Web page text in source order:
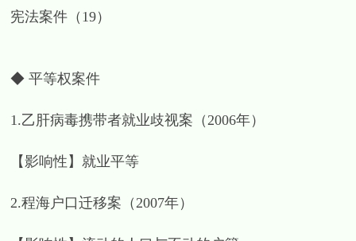
宪法案件（19）
◆ 平等权案件
1.乙肝病毒携带者就业歧视案（2006年）
【影响性】就业平等
2.程海户口迁移案（2007年）